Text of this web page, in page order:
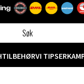
TILBEHØRVI TIPSER